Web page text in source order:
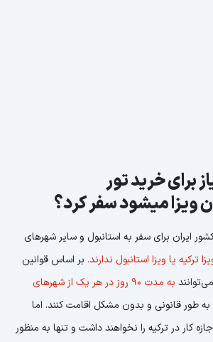
برای خرید تور
ویزا میشود سفر کرد؟
ایران برای سفر به استانبول و سایر شهرهای
ترکیه یا ویزا استانبول ندارند. بر اساس قوانین
به مدت ۹۰ روز در هر یک از شهرهای
به طور قانونی و بدون مشکل اقامت کنند. اما
کار در ترکیه را نخواهند داشت و تنها به منظور